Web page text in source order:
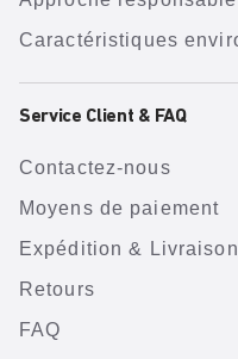
Caractéristiques
Service Client & FAQ
Contactez-nous
Moyens de paiement
Expédition & Livraison
Retours
FAQ